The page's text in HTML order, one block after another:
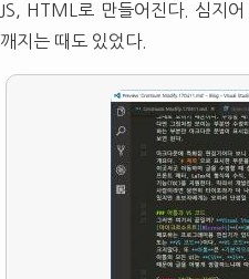
JS,
HTML 로 만들어진다. 심지
깨지는 때도 있었다.